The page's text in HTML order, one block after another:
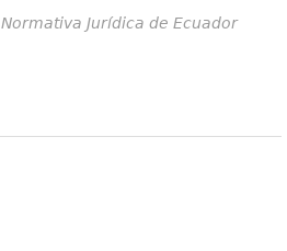
Normativa Jurídica de Ecuador